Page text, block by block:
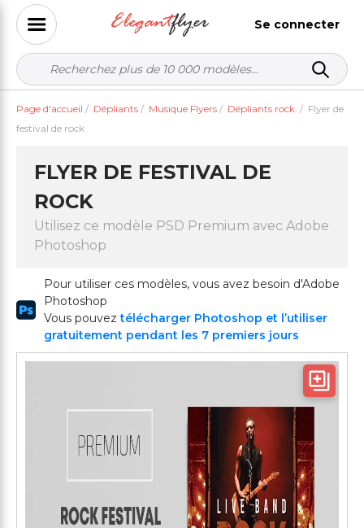
Se connecter
Page d'accueil / Dépliants / Musique Flyers / Dépliants rock. / Flyer de
festival de rock
FLYER DE FESTIVAL DE
ROCK
Utilisez ce modèle PSD Premium avec Adobe
Photoshop
Pour utiliser ces modèles, vous avez besoin d'Adobe
Photoshop
Vous pouveztélécharger Photoshop et l’utiliser
gratuitement pendant les 7 premiers jours